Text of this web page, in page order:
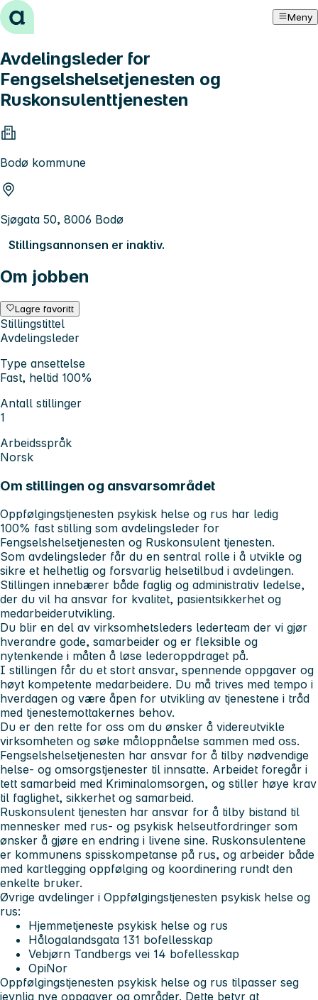
Hopp til innhold Meny
Avdelingsleder for
Fengselshelsetjenesten og
Ruskonsulenttjenesten
Bodø kommune
Sjøgata 50, 8006 Bodø
Stillingsannonsen er inaktiv.
Om jobben
Lagre favoritt
Stillingstittel
Avdelingsleder
Type ansettelse
Fast, heltid 100%
Antall stillinger
1
Arbeidsspråk
Norsk
Om stillingen og ansvarsområdet
Oppfølgingstjenesten psykisk helse og rus har ledig
100% fast stilling som avdelingsleder for
Fengselshelsetjenesten og Ruskonsulent tjenesten.
Som avdelingsleder får du en sentral rolle i å utvikle og
sikre et helhetlig og forsvarlig helsetilbud i avdelingen.
Stillingen innebærer både faglig og administrativ ledelse,
der du vil ha ansvar for kvalitet, pasientsikkerhet og
medarbeiderutvikling.
Du blir en del av virksomhetsleders lederteam der vi gjør
hverandre gode, samarbeider og er fleksible og
nytenkende i måten å løse lederoppdraget på.
I stillingen får du et stort ansvar, spennende oppgaver og
høyt kompetente medarbeidere. Du må trives med tempo i
hverdagen og være åpen for utvikling av tjenestene i tråd
med tjenestemottakernes behov.
Du er den rette for oss om du ønsker å videreutvikle
virksomheten og søke måloppnåelse sammen med oss.
Fengselshelsetjenesten har ansvar for å tilby nødvendige
helse- og omsorgstjenester til innsatte. Arbeidet foregår i
tett samarbeid med Kriminalomsorgen, og stiller høye krav
til faglighet, sikkerhet og samarbeid.
Ruskonsulent tjenesten har ansvar for å tilby bistand til
mennesker med rus- og psykisk helseutfordringer som
ønsker å gjøre en endring i livene sine. Ruskonsulentene
er kommunens spisskompetanse på rus, og arbeider både
med kartlegging oppfølging og koordinering rundt den
enkelte bruker.
Øvrige avdelinger i Oppfølgingstjenesten psykisk helse og
rus:
Hjemmetjeneste psykisk helse og rus
Hålogalandsgata 131 bofellesskap
Vebjørn Tandbergs vei 14 bofellesskap
OpiNor
Oppfølgingstjenesten psykisk helse og rus tilpasser seg
jevnlig nye oppgaver og områder. Dette betyr at